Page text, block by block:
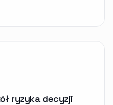
ryzyka decyzji